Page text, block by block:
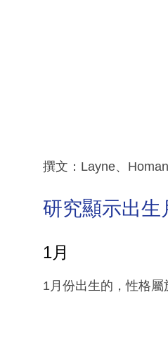
撰文：Layne、
研究顯示出生
1月
1月份出生的，性格屬